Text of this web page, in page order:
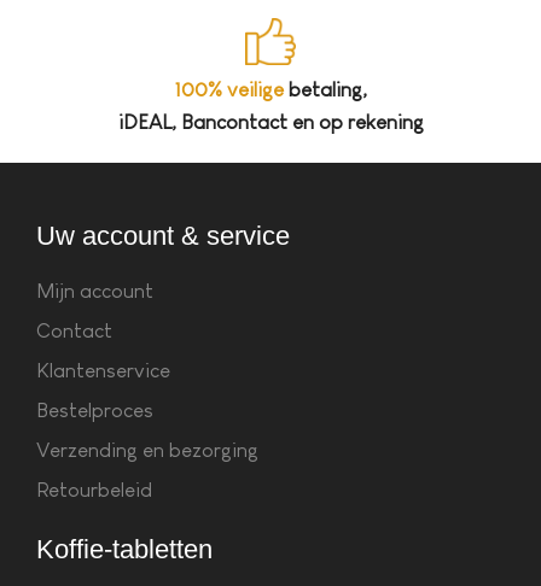
100% veiligebetaling,
iDEAL, Bancontact en op rekening
Uw account & service
Mijn account
Contact
Klantenservice
Bestelproces
Verzending en bezorging
Retourbeleid
Koffie-tabletten